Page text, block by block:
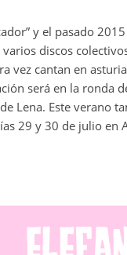
y el pasado
varios discos
vez cantan en
será en la ronda
Lena. Este verano
29 y 30 de julio en